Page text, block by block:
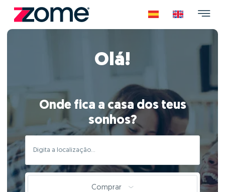
Olá!
Onde fica a casa dos teus
sonhos?
Comprar